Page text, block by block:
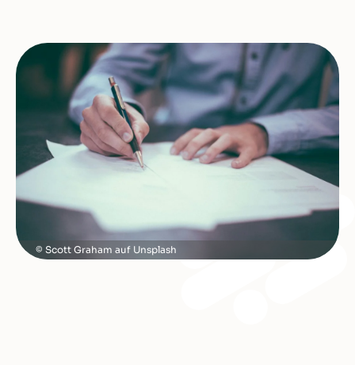
Scott Graham auf Unsplash